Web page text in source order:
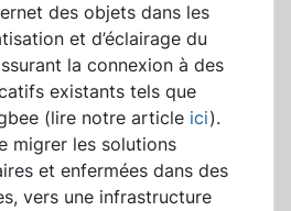
des objets dans les
et d’éclairage du
la connexion à des
existants tels que
(lire notre article ici).
migrer les solutions
et enfermées dans des
vers une infrastructure